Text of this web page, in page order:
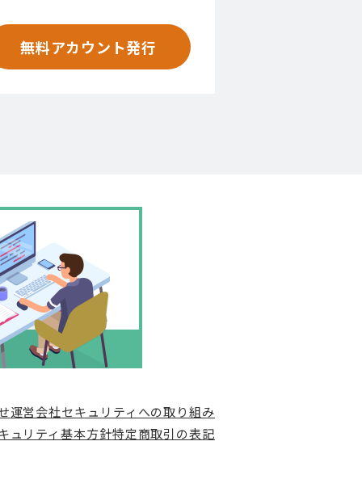
無料アカウント発行
運営会社セキュリティへの取り組み
ュリティ基本方針特定商取引の表記